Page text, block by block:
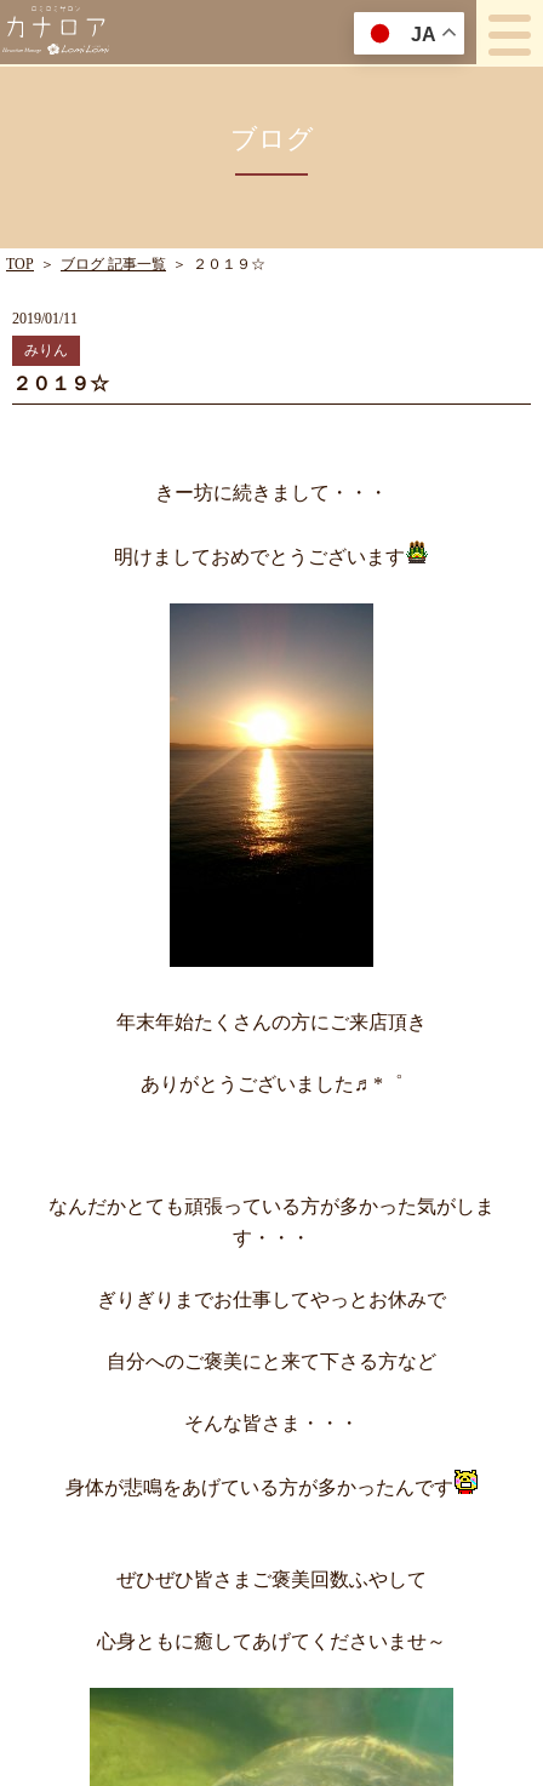
ブログ
TOP ＞ ブログ 記事一覧 ＞ ２０１９☆
2019/01/11
みりん
２０１９☆
きー坊に続きまして・・・
明けましておめでとうございます
年末年始たくさんの方にご来店頂き
ありがとうございました♬*゜
なんだかとても頑張っている方が多かった気がしま
す・・・
ぎりぎりまでお仕事してやっとお休みで
自分へのご褒美にと来て下さる方など
そんな皆さま・・・
身体が悲鳴をあげている方が多かったんです
ぜひぜひ皆さまご褒美回数ふやして
心身ともに癒してあげてくださいませ～
JA